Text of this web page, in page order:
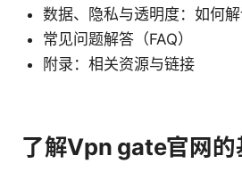
数据、隐私与透明度：如何
常见问题解答（FAQ）
附录：相关资源与链接
了解Vpn gate官网的